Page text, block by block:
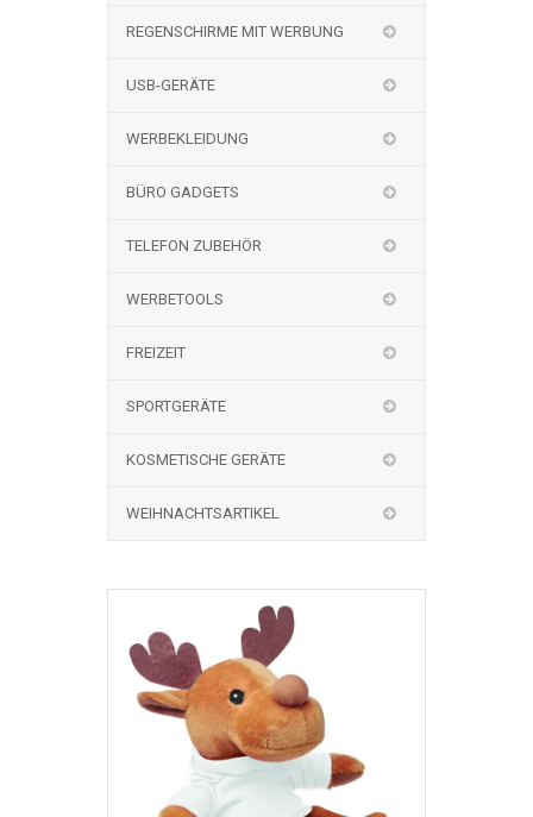
REGENSCHIRME MIT WERBUNG
USB-GERÄTE
WERBEKLEIDUNG
BÜRO GADGETS
TELEFON ZUBEHÖR
WERBETOOLS
FREIZEIT
SPORTGERÄTE
KOSMETISCHE GERÄTE
WEIHNACHTSARTIKEL